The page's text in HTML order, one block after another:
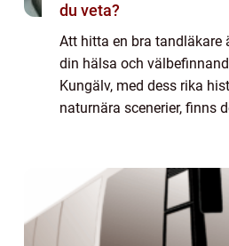
du veta?
Att hitta en bra tandläkare
din hälsa och
Kungälv, med dess rika
naturnära scenerier, finns